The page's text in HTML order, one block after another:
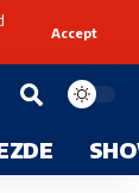
Accept